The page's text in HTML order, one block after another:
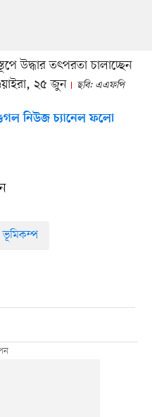
উদ্ধার তৎপরতা চালাচ্ছেন
২৫ জুন
ছবি: এএফপি
নিউজ চ্যানেল ফলো
ভূমিকম্প